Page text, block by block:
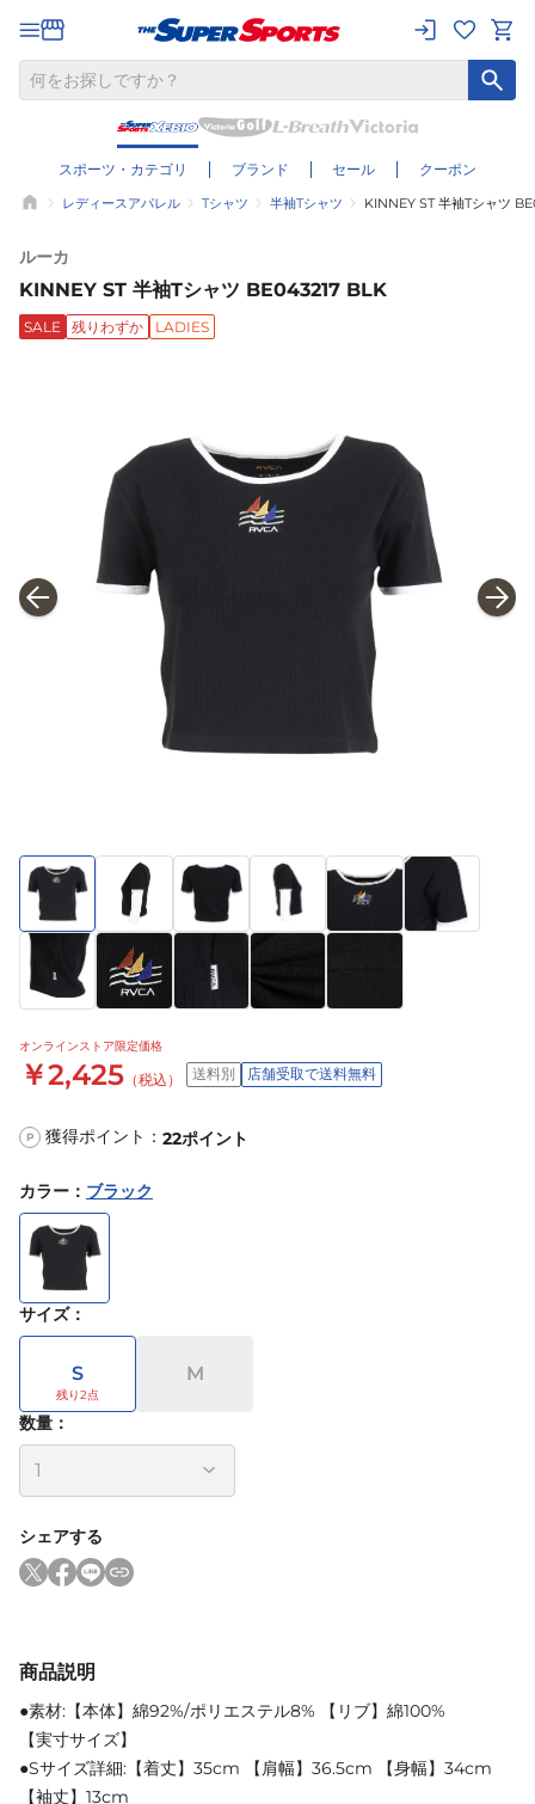
スポーツ・カテゴリ ブランド セール クーポン
レディースアパレル Tシャツ 半袖Tシャツ KINNEY ST 半袖Tシャツ
ルーカ
KINNEY ST 半袖Tシャツ BE043217 BLK
SALE 残りわずか LADIES
オンラインストア限定価格
￥2,425 （税込） 送料別 店舗受取で送料無料
P 獲得ポイント： 22ポイント
カラー ： ブラック
サイズ：
S M
数量：
シェアする
商品説明
●素材:【本体】綿92%/ポリエステル8% 【リブ】綿100%
【実寸サイズ】
●Sサイズ詳細:【着丈】35cm 【肩幅】36.5cm 【身幅】34cm
【袖丈】13cm